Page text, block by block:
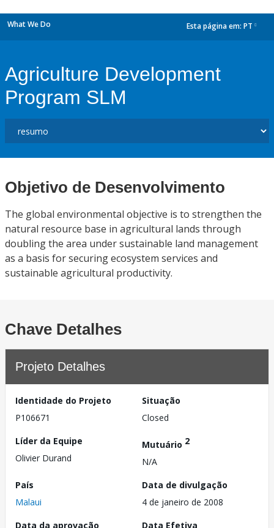
What We Do Esta página em: PT
Agriculture Development
Program SLM
Objetivo de Desenvolvimento
The global environmental objective is to strengthen the
natural resource base in agricultural lands through
doubling the area under sustainable land management
as a basis for securing ecosystem services and
sustainable agricultural productivity.
Chave Detalhes
Projeto Detalhes
Identidade do Projeto
P106671
Situação
Closed
Líder da Equipe
Olivier Durand
Mutuário 2
N/A
País
Malaui
Data de divulgação
4 de janeiro de 2008
Data da aprovação
Data Efetiva